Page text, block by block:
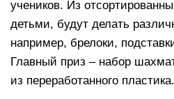
учеников. Из
детьми, будут делать
например, брелоки,
Главный приз – набор
из переработанного пластика.